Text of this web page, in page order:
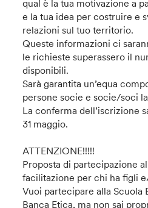
qual è la tua motivazione a
e la tua idea per costruire e
relazioni sul tuo territorio.
Queste informazioni ci
le richieste superassero il
disponibili.
Sarà garantita un’equa
persone socie e socie/soci
La conferma dell’iscrizione
31 maggio.
ATTENZIONE!!!!!
Proposta di partecipazione
facilitazione per chi ha figli
Vuoi partecipare alla Scuola
Banca Etica, ma non sai